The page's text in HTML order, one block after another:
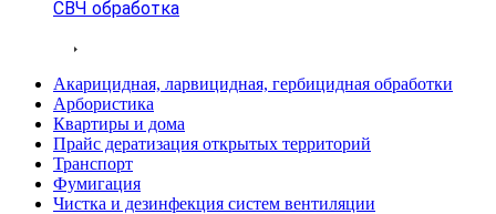
СВЧ обработка
Акарицидная, ларвицидная, гербицидная обработки
Арбористика
Квартиры и дома
Прайс дератизация открытых территорий
Транспорт
Фумигация
Чистка и дезинфекция систем вентиляции